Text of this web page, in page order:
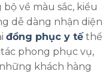
về màu sắc, kiểu
dễ dàng nhận diện
đồng phục y tếthể
phong phục vụ,
khách hàng